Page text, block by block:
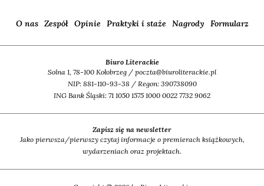
O nas Zespół Opinie Praktyki i staże Nagrody Formularz
Biuro Literackie
Solna 1, 78-100 Kołobrzeg / poczta@biuroliterackie.pl
NIP: 881-110-93-38 / Regon: 390738090
ING Bank Śląski: 71 1050 1575 1000 0022 7732 9062
Zapisz się na newsletter
Jako pierwsza/pierwszy czytaj informacje o premierach książkowych,
wydarzeniach oraz projektach.